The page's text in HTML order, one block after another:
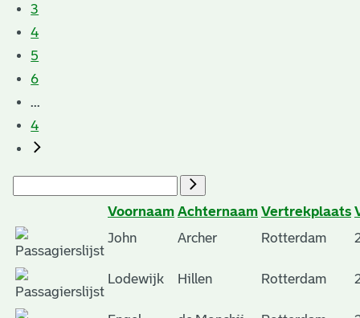
3
4
5
6
...
4
Voornaam Achternaam Vertrekplaats
John
Archer Rotterdam
Lodewijk Hillen Rotterdam